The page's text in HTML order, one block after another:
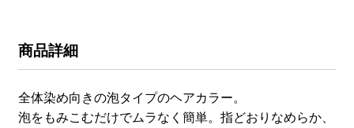
商品詳細
全体染め向きの泡タイプのヘアカラー。
泡をもみこむだけでムラなく簡単。指どおりなめらか、